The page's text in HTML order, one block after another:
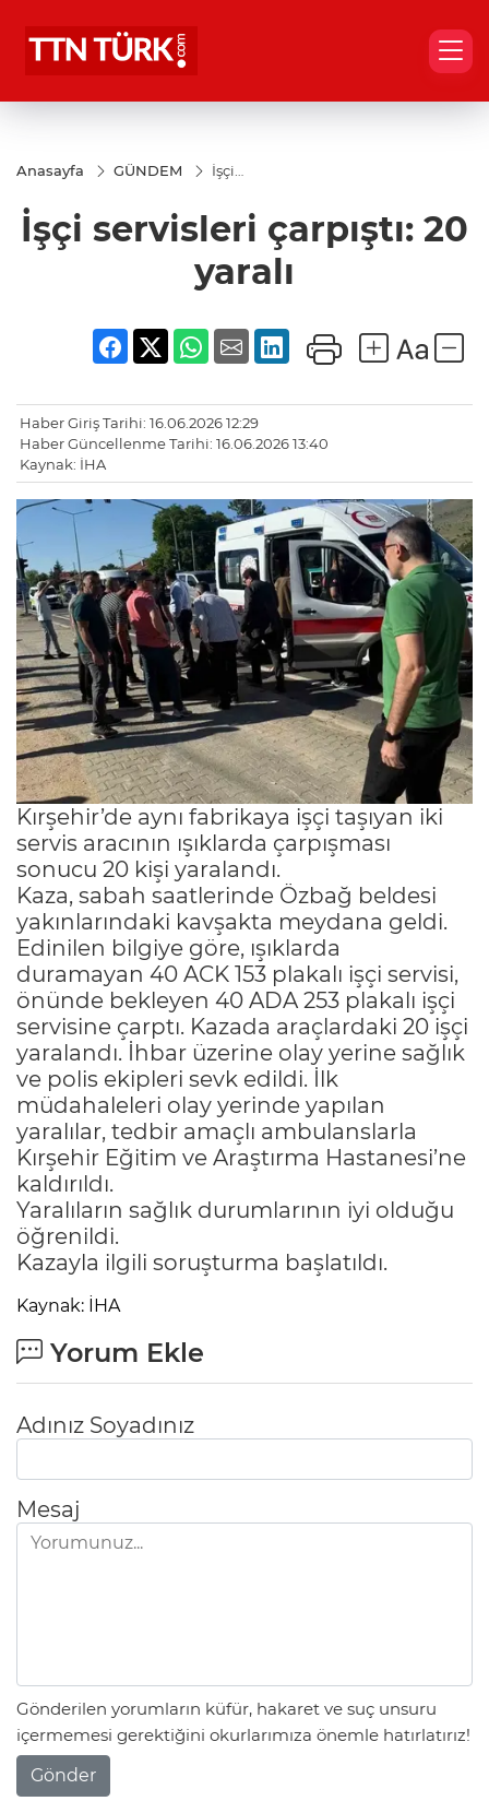
Anasayfa GÜNDEM
İşçi
20 yaralı
İşçi servisleri çarpıştı: 20
yaralı
Haber Giriş Tarihi: 16.06.2026 12:29
Haber Güncellenme Tarihi: 16.06.2026 13:40
Kaynak: İHA
Kırşehir’de aynı fabrikaya işçi taşıyan iki
servis aracının ışıklarda çarpışması
sonucu 20 kişi yaralandı.
Kaza, sabah saatlerinde Özbağ beldesi
yakınlarındaki kavşakta meydana geldi.
Edinilen bilgiye göre, ışıklarda
duramayan 40 ACK 153 plakalı işçi servisi,
önünde bekleyen 40 ADA 253 plakalı işçi
servisine çarptı. Kazada araçlardaki 20 işçi
yaralandı. İhbar üzerine olay yerine sağlık
ve polis ekipleri sevk edildi. İlk
müdahaleleri olay yerinde yapılan
yaralılar, tedbir amaçlı ambulanslarla
Kırşehir Eğitim ve Araştırma Hastanesi’ne
kaldırıldı.
Yaralıların sağlık durumlarının iyi olduğu
öğrenildi.
Kazayla ilgili soruşturma başlatıldı.
Kaynak: İHA
Yorum Ekle
Adınız Soyadınız
Mesaj
Gönderilen yorumların küfür, hakaret ve suç unsuru
içermemesi gerektiğini okurlarımıza önemle hatırlatırız!
Gönder